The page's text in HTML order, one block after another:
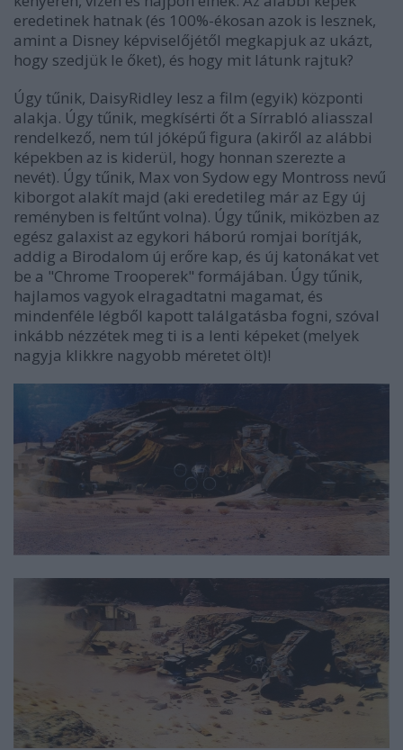
eredetinek hatnak (és 100%-ékosan azok is lesznek,
amint a Disney képviselőjétől megkapjuk az ukázt,
hogy szedjük le őket), és hogy mit látunk rajtuk?
Úgy tűnik, DaisyRidley lesz a film (egyik) központi
alakja. Úgy tűnik, megkísérti őt a Sírrabló aliasszal
rendelkező, nem túl jóképű figura (akiről az alábbi
képekben az is kiderül, hogy honnan szerezte a
nevét). Úgy tűnik, Max von Sydow egy Montross nevű
kiborgot alakít majd (aki eredetileg már az Egy új
reményben is feltűnt volna). Úgy tűnik, miközben az
egész galaxist az egykori háború romjai borítják,
addig a Birodalom új erőre kap, és új katonákat vet
be a "Chrome Trooperek" formájában. Úgy tűnik,
hajlamos vagyok elragadtatni magamat, és
mindenféle légből kapott találgatásba fogni, szóval
inkább nézzétek meg ti is a lenti képeket (melyek
nagyja klikkre nagyobb méretet ölt)!